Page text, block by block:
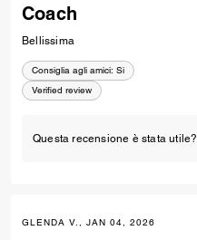
Coach
Bellissima
Consiglia agli amici: Si
Verified review
Questa recensione è stata utile?
GLENDA V., JAN 04, 2026